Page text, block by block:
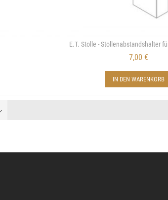
E.T. Stolle - Stollenabstandshalter
7,00 €
IN DEN WARENKORB